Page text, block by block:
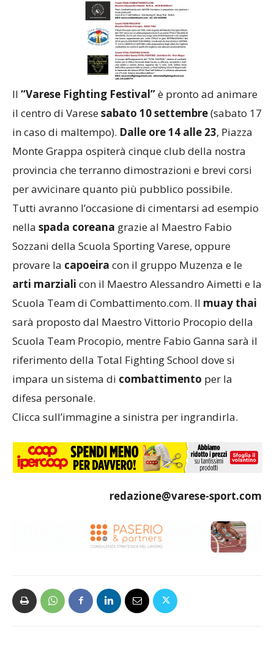
Il “Varese Fighting Festival”è pronto ad animare
il centro di Varesesabato 10 settembre(sabato 17
in caso di maltempo). Dalle ore 14 alle 23, Piazza
Monte Grappa ospiterà cinque club della nostra
provincia che terranno dimostrazioni e brevi corsi
per avvicinare quanto più pubblico possibile.
Tutti avranno l’occasione di cimentarsi ad esempio
nella spada coreana grazie al Maestro Fabio
Sozzani della Scuola Sporting Varese, oppure
provare la capoeira con il gruppo Muzenza e le
arti marziali con il Maestro Alessandro Aimetti e la
Scuola Team di Combattimento.com. Il muay thai
sarà proposto dal Maestro Vittorio Procopio della
Scuola Team Procopio, mentre Fabio Ganna sarà il
riferimento della Total Fighting School dove si
impara un sistema di combattimento per la
difesa personale.
Clicca sull’immagine a sinistra per ingrandirla.
redazione@varese-sport.com